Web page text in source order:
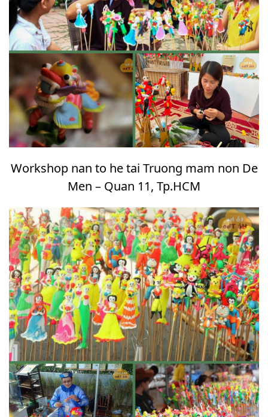
Workshop nan to he tai Truong mam non De
Men – Quan 11, Tp.HCM